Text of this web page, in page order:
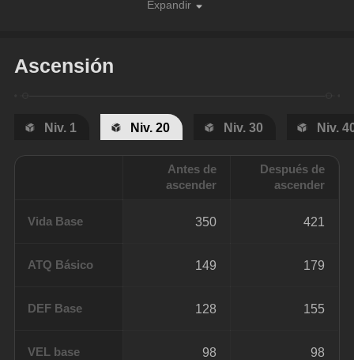
Expandir
Ascensión
Niv. 1 Niv. 20 Niv. 30 Niv.
Antes de
ascender
Después de
ascender
Vida Base 350 421
ATQ Básico 149 179
DEF Base 128 155
VEL base 98 98